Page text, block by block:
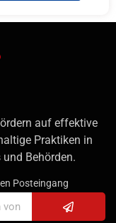
auf effektive
Praktiken in
Behörden.
Posteingang